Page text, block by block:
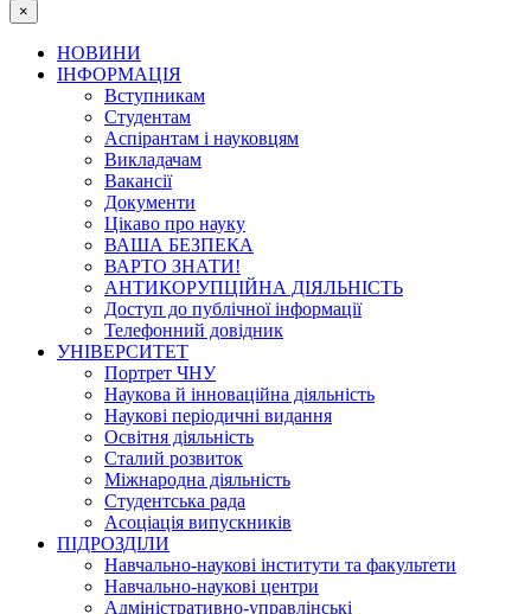
×
НОВИНИ
ІНФОРМАЦІЯ
Вступникам
Студентам
Аспірантам і науковцям
Викладачам
Вакансії
Документи
Цікаво про науку
ВАША БЕЗПЕКА
ВАРТО ЗНАТИ!
АНТИКОРУПЦІЙНА ДІЯЛЬНІСТЬ
Доступ до публічної інформації
Телефонний довідник
УНІВЕРСИТЕТ
Портрет ЧНУ
Наукова й інноваційна діяльність
Наукові періодичні видання
Освітня діяльність
Сталий розвиток
Міжнародна діяльність
Студентська рада
Асоціація випускників
ПІДРОЗДІЛИ
Навчально-наукові інститути та факультети
Навчально-наукові центри
Адміністративно-управлінські